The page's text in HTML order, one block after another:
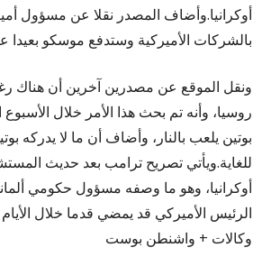
أوكرانيا.وأضاف المصدر نقلا عن مسؤول
بالشركات الأميركية وستدفع موسكو بعيدا
ونقل الموقع عن مصدرين آخرين أن هناك
روسيا، وأنه تم بحث هذا الأمر خلال
بوتين يلعب بالنار، وأضاف أن ما لا يدركه
للغاية.ويأتي تصريح ترامب بعد حديث
أوكرانيا، وهو ما وصفه مسؤول حكومي
الرئيس الأميركي قد يمضي قدما خلال
وكالات + واشنطن بوست